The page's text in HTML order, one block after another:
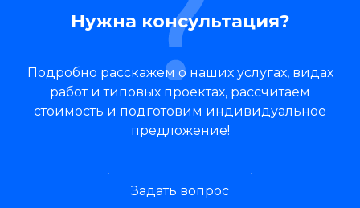
Нужна консультация?
Подробно расскажем о наших услугах, видах
работ и типовых проектах, рассчитаем
стоимость и подготовим индивидуальное
предложение!
Задать вопрос